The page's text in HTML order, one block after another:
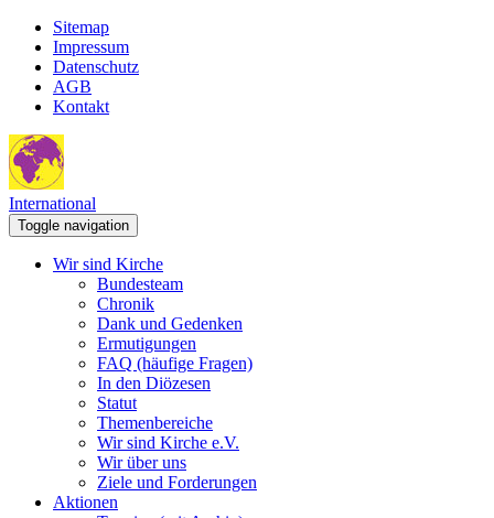
Sitemap
Impressum
Datenschutz
AGB
Kontakt
International
Toggle navigation
Wir sind Kirche
Bundesteam
Chronik
Dank und Gedenken
Ermutigungen
FAQ (häufige Fragen)
In den Diözesen
Statut
Themenbereiche
Wir sind Kirche e.V.
Wir über uns
Ziele und Forderungen
Aktionen